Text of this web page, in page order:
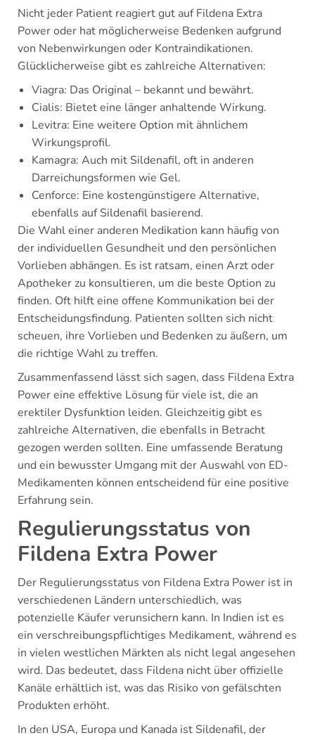
Nicht jeder Patient reagiert gut auf Fildena Extra
Power oder hat möglicherweise Bedenken aufgrund
von Nebenwirkungen oder Kontraindikationen.
Glücklicherweise gibt es zahlreiche Alternativen:
Viagra: Das Original – bekannt und bewährt.
Cialis: Bietet eine länger anhaltende Wirkung.
Levitra: Eine weitere Option mit ähnlichem
Wirkungsprofil.
Kamagra: Auch mit Sildenafil, oft in anderen
Darreichungsformen wie Gel.
Cenforce: Eine kostengünstigere Alternative,
ebenfalls auf Sildenafil basierend.
Die Wahl einer anderen Medikation kann häufig von
der individuellen Gesundheit und den persönlichen
Vorlieben abhängen. Es ist ratsam, einen Arzt oder
Apotheker zu konsultieren, um die beste Option zu
finden. Oft hilft eine offene Kommunikation bei der
Entscheidungsfindung. Patienten sollten sich nicht
scheuen, ihre Vorlieben und Bedenken zu äußern, um
die richtige Wahl zu treffen.
Zusammenfassend lässt sich sagen, dass Fildena Extra
Power eine effektive Lösung für viele ist, die an
erektiler Dysfunktion leiden. Gleichzeitig gibt es
zahlreiche Alternativen, die ebenfalls in Betracht
gezogen werden sollten. Eine umfassende Beratung
und ein bewusster Umgang mit der Auswahl von ED-
Medikamenten können entscheidend für eine positive
Erfahrung sein.
Regulierungsstatus von
Fildena Extra Power
Der Regulierungsstatus von Fildena Extra Power ist in
verschiedenen Ländern unterschiedlich, was
potenzielle Käufer verunsichern kann. In Indien ist es
ein verschreibungspflichtiges Medikament, während es
in vielen westlichen Märkten als nicht legal angesehen
wird. Das bedeutet, dass Fildena nicht über offizielle
Kanäle erhältlich ist, was das Risiko von gefälschten
Produkten erhöht.
In den USA, Europa und Kanada ist Sildenafil, der